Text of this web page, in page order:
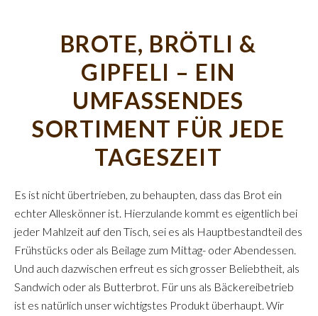
BROTE, BRÖTLI &
GIPFELI – EIN
UMFASSENDES
SORTIMENT FÜR JEDE
TAGESZEIT
Es ist nicht übertrieben, zu behaupten, dass das Brot ein
echter Alleskönner ist. Hierzulande kommt es eigentlich bei
jeder Mahlzeit auf den Tisch, sei es als Hauptbestandteil des
Frühstücks oder als Beilage zum Mittag- oder Abendessen.
Und auch dazwischen erfreut es sich grosser Beliebtheit, als
Sandwich oder als Butterbrot. Für uns als Bäckereibetrieb
ist es natürlich unser wichtigstes Produkt überhaupt. Wir